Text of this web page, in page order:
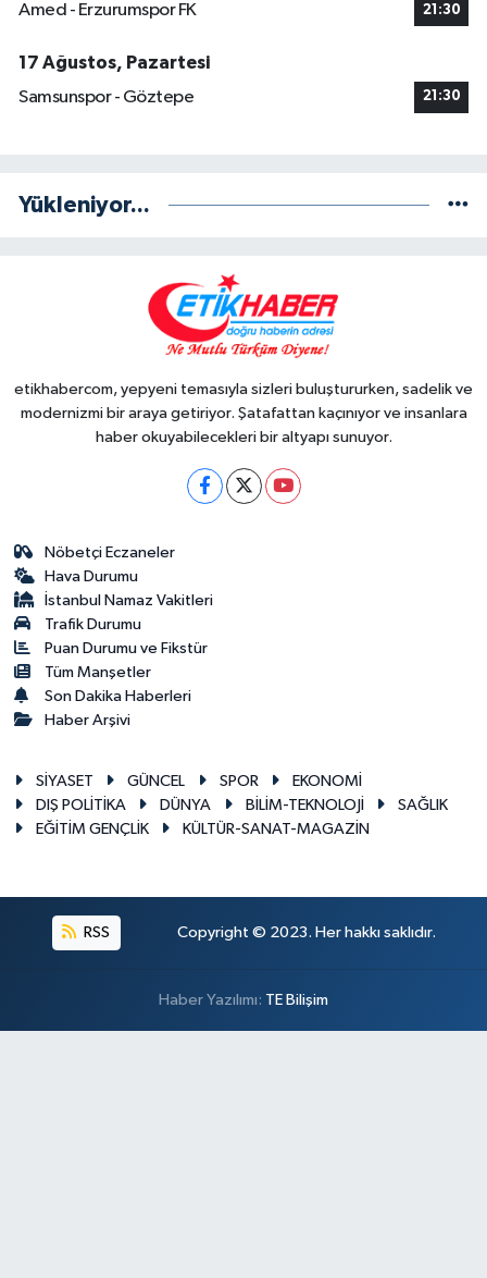
Amed - Erzurumspor FK 21:30
17 Ağustos, Pazartesi
Samsunspor - Göztepe
21:30
Yükleniyor...
etikhabercom, yepyeni temasıyla sizleri buluştururken, sadelik ve
modernizmi bir araya getiriyor. Şatafattan kaçınıyor ve insanlara
haber okuyabilecekleri bir altyapı sunuyor.
Nöbetçi Eczaneler
Hava Durumu
İstanbul Namaz Vakitleri
Trafik Durumu
Puan Durumu ve Fikstür
Tüm Manşetler
Son Dakika Haberleri
Haber Arşivi
SİYASET GÜNCEL SPOR
EKONOMİ
DIŞ POLİTİKA
DÜNYA BİLİM-TEKNOLOJİ
SAĞLIK
EĞİTİM GENÇLİK
KÜLTÜR-SANAT-MAGAZİN
RSS Copyright © 2023. Her hakkı saklıdır.
Haber Yazılımı: TE Bilişim